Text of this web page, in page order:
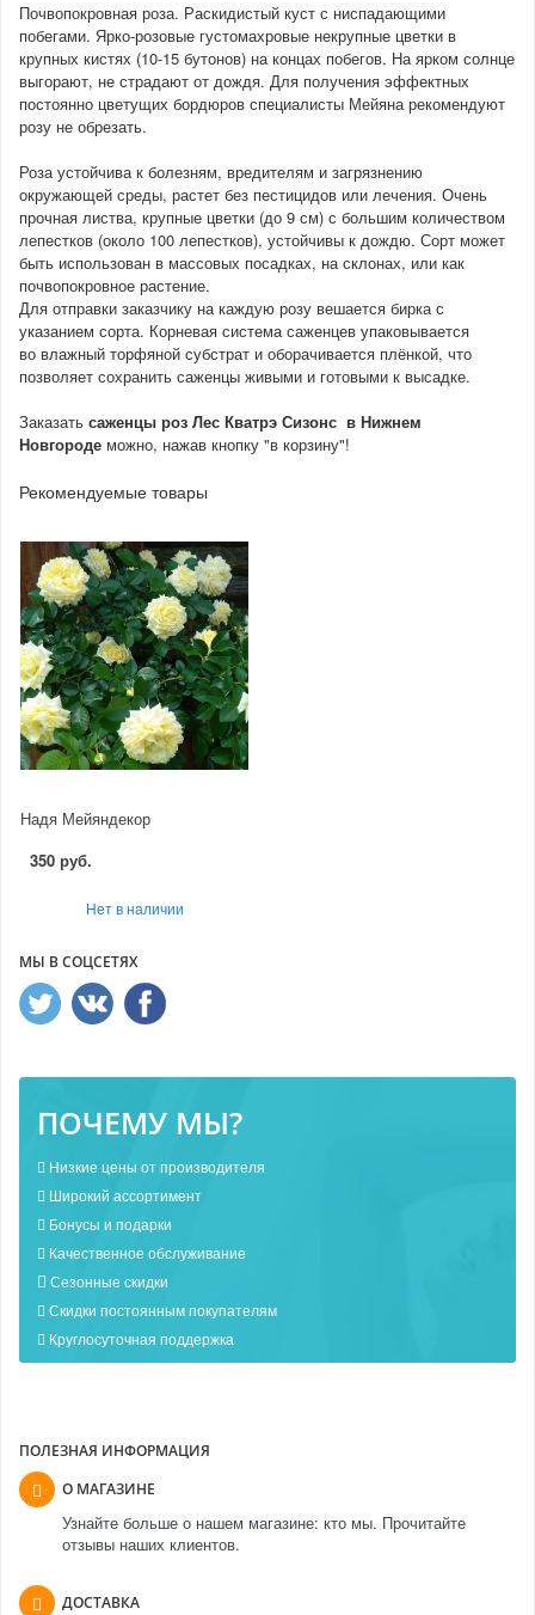
Почвопокровная роза. Раскидистый куст с ниспадающими
побегами. Ярко-розовые густомахровые некрупные цветки в
крупных кистях (10-15 бутонов) на концах побегов. На ярком солнце
выгорают, не страдают от дождя. Для получения эффектных
постоянно цветущих бордюров специалисты Мейяна рекомендуют
розу не обрезать.
Роза устойчива к болезням, вредителям и загрязнению
окружающей среды, растет без пестицидов или лечения. Очень
прочная листва, крупные цветки (до 9 см) с большим количеством
лепестков (около 100 лепестков), устойчивы к дождю. Сорт может
быть использован в массовых посадках, на склонах, или как
почвопокровное растение.
Для отправки заказчику на каждую розу вешается бирка с
указанием сорта. Корневая система саженцев упаковывается
во влажный торфяной субстрат и оборачивается плёнкой, что
позволяет сохранить саженцы живыми и готовыми к высадке.
Заказать саженцы роз Лес Кватрэ Сизонс в Нижнем
Новгороде можно, нажав кнопку "в корзину"!
Рекомендуемые товары
Надя Мейяндекор
350 руб.
Нет в наличии
МЫ В СОЦСЕТЯХ
ПОЧЕМУ МЫ?
Низкие цены от производителя
Широкий ассортимент
Бонусы и подарки
Качественное обслуживание
Сезонные скидки
Скидки постоянным покупателям
Круглосуточная поддержка
ПОЛЕЗНАЯ ИНФОРМАЦИЯ
О МАГАЗИНЕ
Узнайте больше о нашем магазине: кто мы. Прочитайте
отзывы наших клиентов.
ДОСТАВКА